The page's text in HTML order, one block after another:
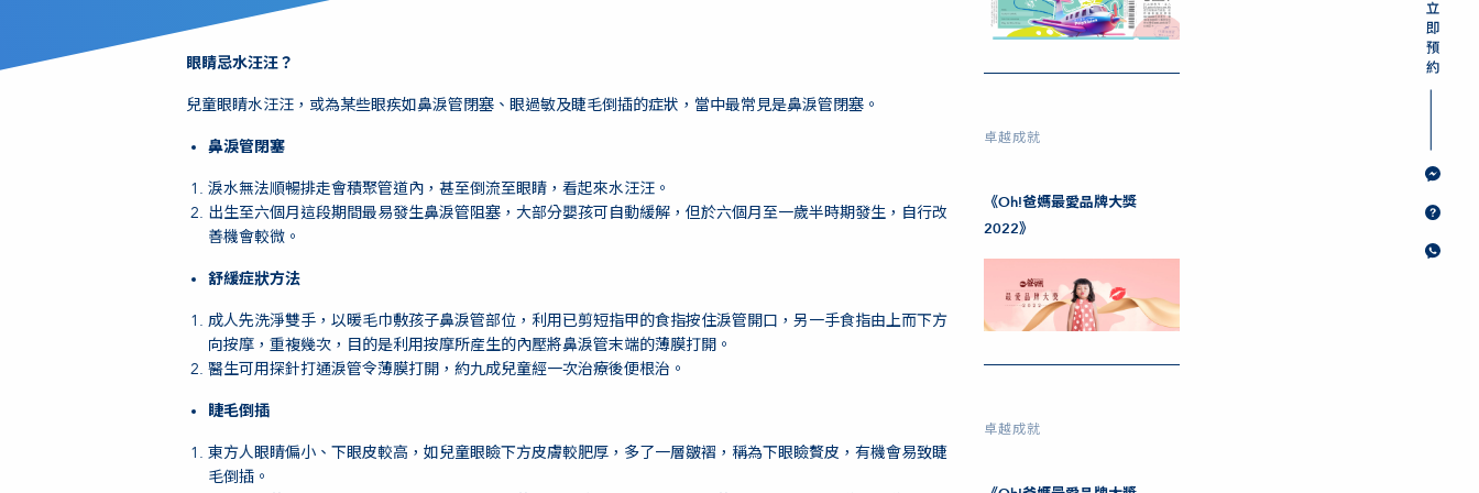
眼睛忌水汪汪？
兒童眼睛水汪汪，或為某些眼疾如鼻淚管閉塞、眼過敏及睫毛倒插的症狀，當中最常見是鼻淚管閉塞。
鼻淚管閉塞
淚水無法順暢排走會積聚管道內，甚至倒流至眼睛，看起來水汪汪。
出生至六個月這段期間最易發生鼻淚管阻塞，大部分嬰孩可自動緩解，但於六個月至一歲半時期發生，自行改
善機會較微。
舒緩症狀方法
成人先洗淨雙手，以暖毛巾敷孩子鼻淚管部位，利用已剪短指甲的食指按住淚管開口，另一手食指由上而下方
向按摩，重複幾次，目的是利用按摩所産生的內壓將鼻淚管末端的薄膜打開。
醫生可用探針打通淚管令薄膜打開，約九成兒童經一次治療後便根治。
睫毛倒插
東方人眼睛偏小、下眼皮較高，如兒童眼瞼下方皮膚較肥厚，多了一層皺褶，稱為下眼瞼贅皮，有機會易致睫
毛倒插。
卓越成就
《Oh!爸媽最愛品牌大獎
2022》
卓越成就